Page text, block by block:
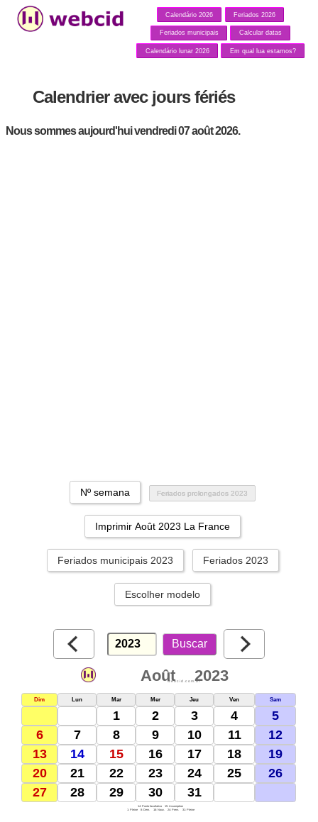
Calendário 2026 Feriados 2026
Feriados municipais Calcular datas
Calendário lunar 2026 Em qual lua estamos?
Calendrier avec jours fériés
Nous sommes aujourd'hui vendredi 07 août 2026.
Nº semana Feriados prolongados 2023
Imprimir Août 2023 La France
Feriados municipais 2023 Feriados 2023
Escolher modelo
Août 2023
webcid.com.br
Dim Lun Mar Mer Jeu Ven Sam
1 2 3 4
5
6
7 8 9 10 11
12
13
14 15 16 17 18
19
20
21 22 23 24 25
26
27
28 29 30 31
14: Ponto facultativo
15: Assomption
1: Pleine
8: Dern. 16: Nouv. 24: Prem. 31: Pleine